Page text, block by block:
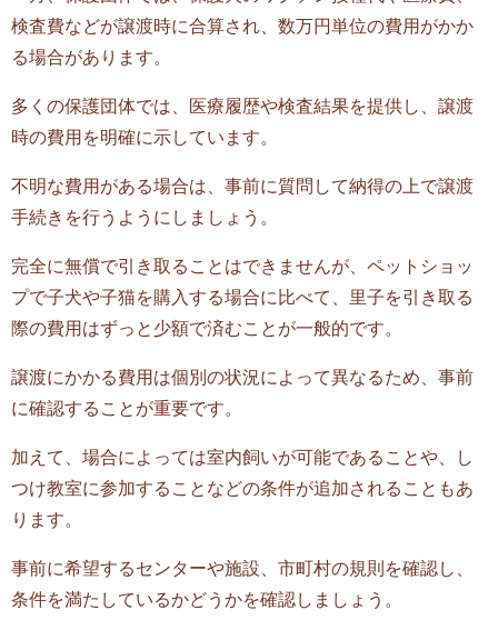
検査費などが譲渡時に合算され、数万円単位の費用がかか
る場合があります。
多くの保護団体では、医療履歴や検査結果を提供し、譲渡
時の費用を明確に示しています。
不明な費用がある場合は、事前に質問して納得の上で譲渡
手続きを行うようにしましょう。
完全に無償で引き取ることはできませんが、ペットショッ
プで子犬や子猫を購入する場合に比べて、里子を引き取る
際の費用はずっと少額で済むことが一般的です。
譲渡にかかる費用は個別の状況によって異なるため、事前
に確認することが重要です。
加えて、場合によっては室内飼いが可能であることや、し
つけ教室に参加することなどの条件が追加されることもあ
ります。
事前に希望するセンターや施設、市町村の規則を確認し、
条件を満たしているかどうかを確認しましょう。